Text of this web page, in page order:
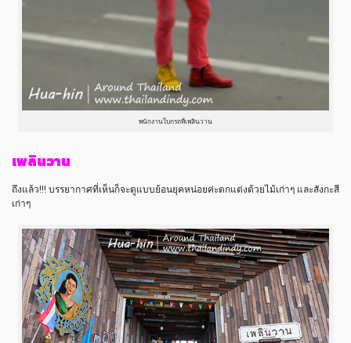
พนักงานโบกรถที่เพลินวาน
เพลินวาน
ถึงแล้ว!!! บรรยากาศที่เห็นก็จะดูแบบย้อนยุคหน่อยค่ะตกแต่งด้วยไม้เก่าๆ และสังกะสี
เก่าๆ